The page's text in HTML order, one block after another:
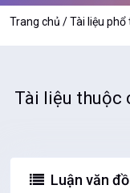
Trang chủ Tài liệu phổ
Tài liệu thuộc
Luận văn